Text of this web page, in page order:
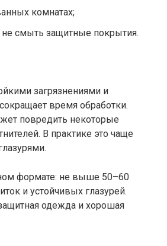
комнатах;
не смыть защитные покрытия.
загрязнениями и
время обработки.
повредить некоторые
В практике это чаще
формате: не выше 50–60
и устойчивых глазурей.
одежда и хорошая